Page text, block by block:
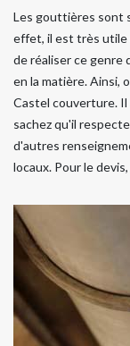
Les gouttières sont
effet, il est très utile
de réaliser ce genre
en la matière. Ainsi,
Castel couverture. Il
sachez qu'il
d'autres
locaux. Pour le